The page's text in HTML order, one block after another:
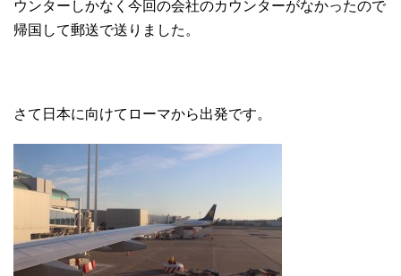
ウンターしかなく今回の会社のカウンターがなかったので
帰国して郵送で送りました。
さて日本に向けてローマから出発です。